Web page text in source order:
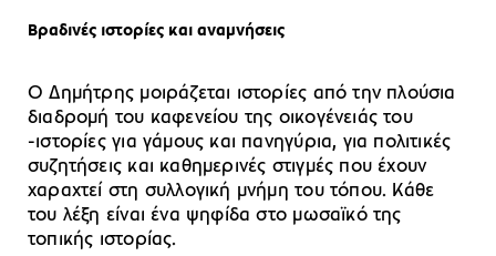
Βραδινές ιστορίες και αναμνήσεις
Ο Δημήτρης μοιράζεται ιστορίες από την πλούσια
διαδρομή του καφενείου της οικογένειάς του
-ιστορίες για γάμους και πανηγύρια, για πολιτικές
συζητήσεις και καθημερινές στιγμές που έχουν
χαραχτεί στη συλλογική μνήμη του τόπου. Κάθε
του λέξη είναι ένα ψηφίδα στο μωσαϊκό της
τοπικής ιστορίας.